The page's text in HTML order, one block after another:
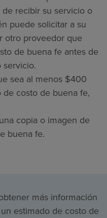
de recibir su servicio o
puede solicitar a su
otro proveedor que
de buena fe antes de
servicio.
sea al menos $400
costo de buena fe,
copia o imagen de
buena fe.
más información
estimado de costo de